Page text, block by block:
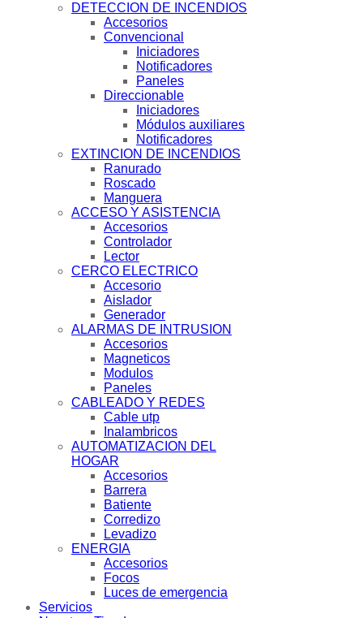
DETECCION DE INCENDIOS
Accesorios
Convencional
Iniciadores
Notificadores
Paneles
Direccionable
Iniciadores
Módulos auxiliares
Notificadores
EXTINCION DE INCENDIOS
Ranurado
Roscado
Manguera
ACCESO Y ASISTENCIA
Accesorios
Controlador
Lector
CERCO ELECTRICO
Accesorio
Aislador
Generador
ALARMAS DE INTRUSION
Accesorios
Magneticos
Modulos
Paneles
CABLEADO Y REDES
Cable utp
Inalambricos
AUTOMATIZACION DEL
HOGAR
Accesorios
Barrera
Batiente
Corredizo
Levadizo
ENERGIA
Accesorios
Focos
Luces de emergencia
Servicios